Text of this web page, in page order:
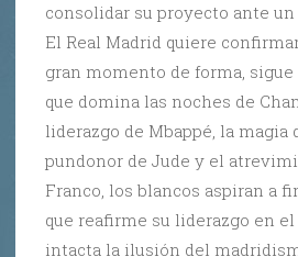
consolidar su proyecto ante
El Real Madrid quiere
gran momento de forma,
que domina las noches de
liderazgo de Mbappé, la magia
pundonor de Jude y el
Franco, los blancos aspiran a
que reafirme su liderazgo en
intacta la ilusión del